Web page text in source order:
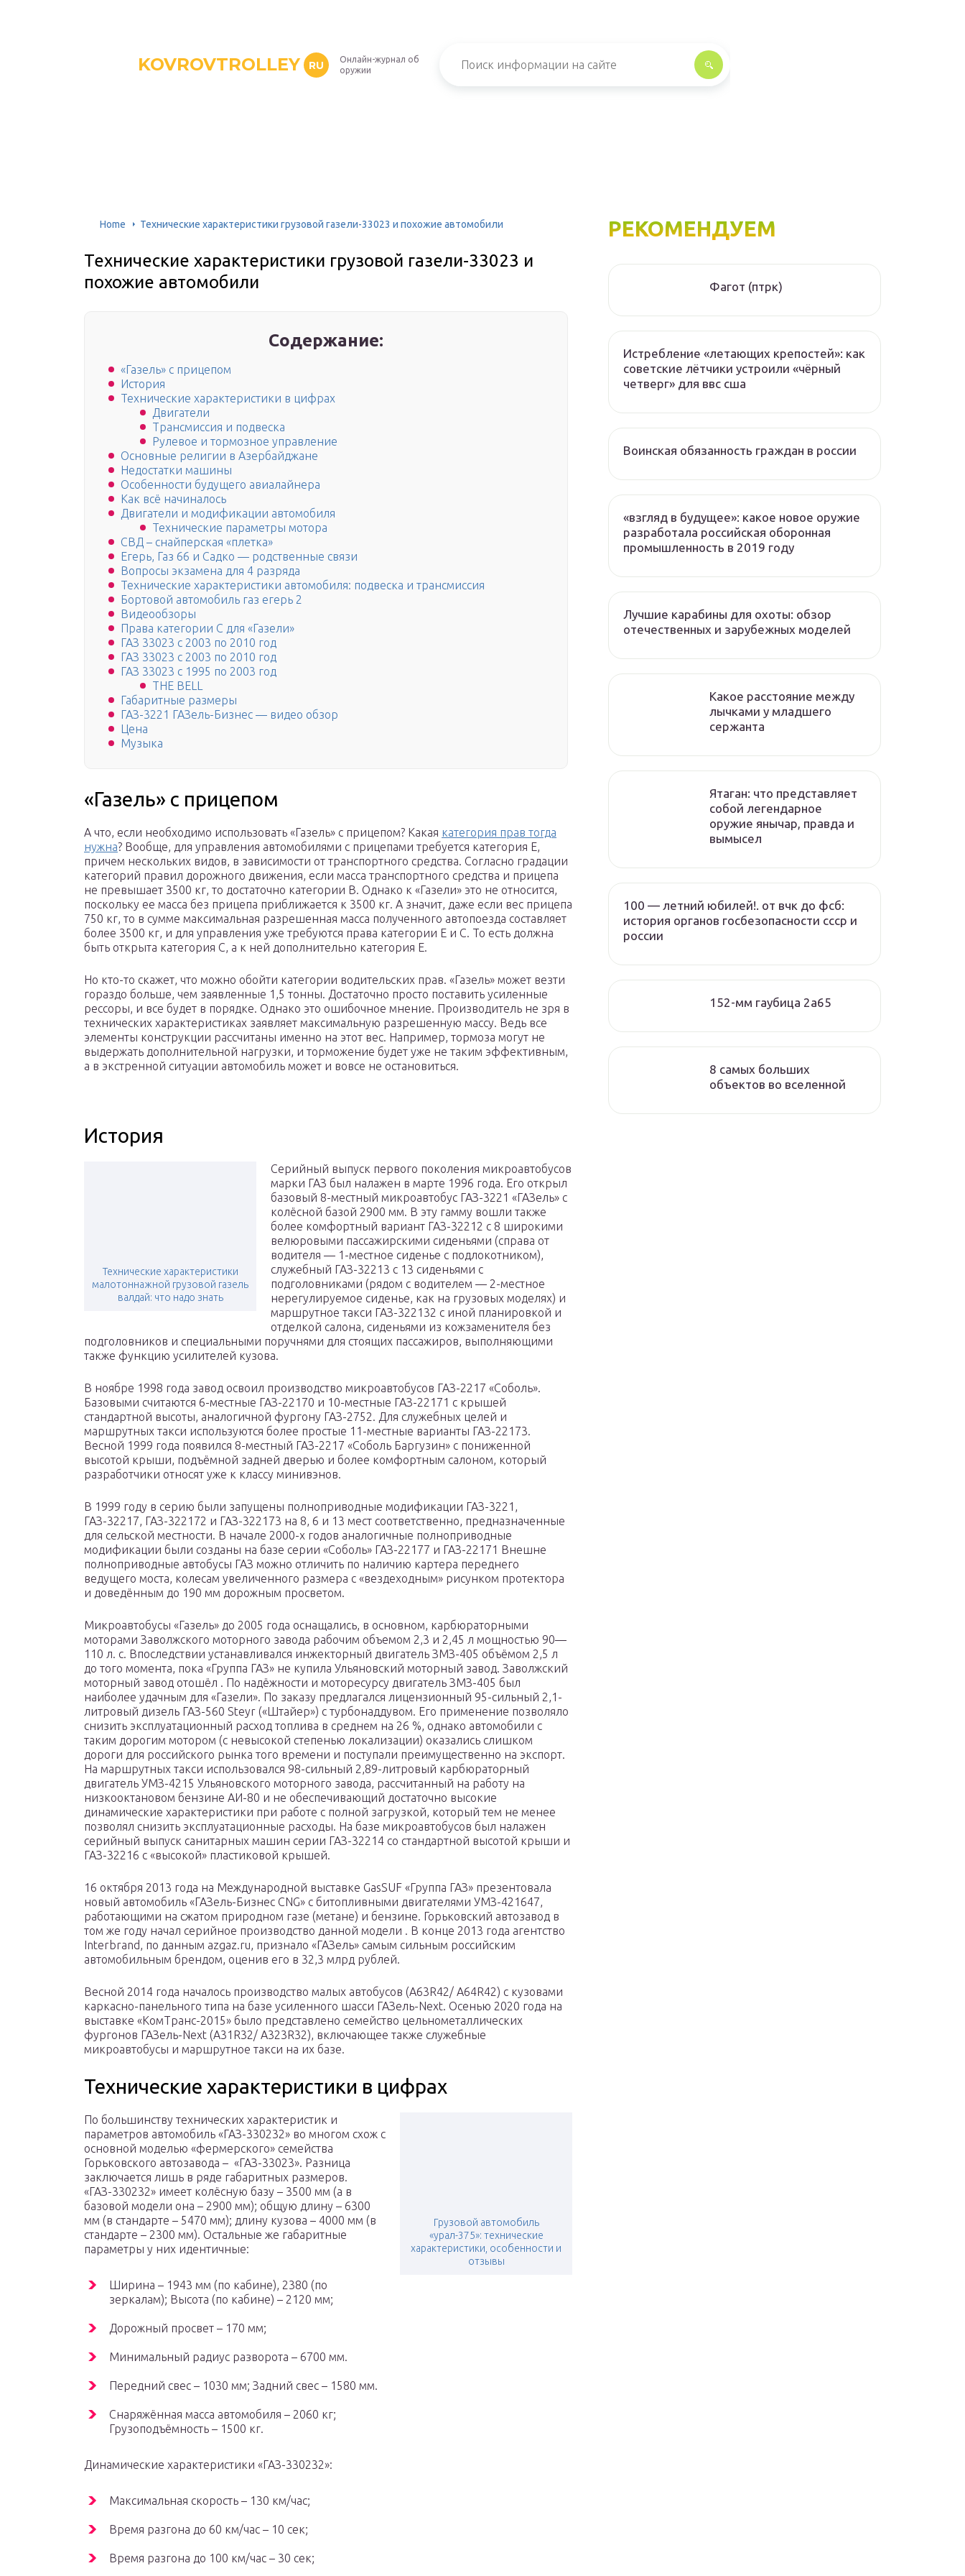
KOVROVTROLLEY RU
Онлайн-журнал об
оружии
Home Технические характеристики грузовой газели-33023 и похожие автомобили
Технические характеристики грузовой газели-33023 и
похожие автомобили
Содержание:
«Газель» с прицепом
История
Технические характеристики в цифрах
Двигатели
Трансмиссия и подвеска
Рулевое и тормозное управление
Основные религии в Азербайджане
Недостатки машины
Особенности будущего авиалайнера
Как всё начиналось
Двигатели и модификации автомобиля
Технические параметры мотора
СВД – снайперская «плетка»
Егерь, Газ 66 и Садко — родственные связи
Вопросы экзамена для 4 разряда
Технические характеристики автомобиля: подвеска и трансмиссия
Бортовой автомобиль газ егерь 2
Видеообзоры
Права категории С для «Газели»
ГАЗ 33023 с 2003 по 2010 год
ГАЗ 33023 с 2003 по 2010 год
ГАЗ 33023 с 1995 по 2003 год
THE BELL
Габаритные размеры
ГАЗ-3221 ГАЗель-Бизнес — видео обзор
Цена
Музыка
«Газель» с прицепом
А что, если необходимо использовать «Газель» с прицепом? Какая категория прав тогда
нужна? Вообще, для управления автомобилями с прицепами требуется категория Е,
причем нескольких видов, в зависимости от транспортного средства. Согласно градации
категорий правил дорожного движения, если масса транспортного средства и прицепа
не превышает 3500 кг, то достаточно категории В. Однако к «Газели» это не относится,
поскольку ее масса без прицепа приближается к 3500 кг. А значит, даже если вес прицепа
750 кг, то в сумме максимальная разрешенная масса полученного автопоезда составляет
более 3500 кг, и для управления уже требуются права категории Е и С. То есть должна
быть открыта категория С, а к ней дополнительно категория Е.
Но кто-то скажет, что можно обойти категории водительских прав. «Газель» может везти
гораздо больше, чем заявленные 1,5 тонны. Достаточно просто поставить усиленные
рессоры, и все будет в порядке. Однако это ошибочное мнение. Производитель не зря в
технических характеристиках заявляет максимальную разрешенную массу. Ведь все
элементы конструкции рассчитаны именно на этот вес. Например, тормоза могут не
выдержать дополнительной нагрузки, и торможение будет уже не таким эффективным,
а в экстренной ситуации автомобиль может и вовсе не остановиться.
История
Технические характеристики
малотоннажной грузовой газель
валдай: что надо знать
Серийный выпуск первого поколения микроавтобусов
марки ГАЗ был налажен в марте 1996 года. Его открыл
базовый 8-местный микроавтобус ГАЗ-3221 «ГАЗель» с
колёсной базой 2900 мм. В эту гамму вошли также
более комфортный вариант ГАЗ-32212 с 8 широкими
велюровыми пассажирскими сиденьями (справа от
водителя — 1-местное сиденье с подлокотником),
служебный ГАЗ-32213 с 13 сиденьями с
подголовниками (рядом с водителем — 2-местное
нерегулируемое сиденье, как на грузовых моделях) и
маршрутное такси ГАЗ-322132 с иной планировкой и
отделкой салона, сиденьями из кожзаменителя без
подголовников и специальными поручнями для стоящих пассажиров, выполняющими
также функцию усилителей кузова.
В ноябре 1998 года завод освоил производство микроавтобусов ГАЗ-2217 «Соболь».
Базовыми считаются 6-местные ГАЗ-22170 и 10-местные ГАЗ-22171 с крышей
стандартной высоты, аналогичной фургону ГАЗ-2752. Для служебных целей и
маршрутных такси используются более простые 11-местные варианты ГАЗ-22173.
Весной 1999 года появился 8-местный ГАЗ-2217 «Соболь Баргузин» с пониженной
высотой крыши, подъёмной задней дверью и более комфортным салоном, который
разработчики относят уже к классу минивэнов.
В 1999 году в серию были запущены полноприводные модификации ГАЗ-3221,
ГАЗ-32217, ГАЗ-322172 и ГАЗ-322173 на 8, 6 и 13 мест соответственно, предназначенные
для сельской местности. В начале 2000-х годов аналогичные полноприводные
модификации были созданы на базе серии «Соболь» ГАЗ-22177 и ГАЗ-22171 Внешне
полноприводные автобусы ГАЗ можно отличить по наличию картера переднего
ведущего моста, колесам увеличенного размера с «вездеходным» рисунком протектора
и доведённым до 190 мм дорожным просветом.
Микроавтобусы «Газель» до 2005 года оснащались, в основном, карбюраторными
моторами Заволжского моторного завода рабочим объемом 2,3 и 2,45 л мощностью 90—
110 л. с. Впоследствии устанавливался инжекторный двигатель ЗМЗ-405 объёмом 2,5 л
до того момента, пока «Группа ГАЗ» не купила Ульяновский моторный завод. Заволжский
моторный завод отошёл . По надёжности и моторесурсу двигатель ЗМЗ-405 был
наиболее удачным для «Газели». По заказу предлагался лицензионный 95-сильный 2,1-
литровый дизель ГАЗ-560 Steyr («Штайер») с турбонаддувом. Его применение позволяло
снизить эксплуатационный расход топлива в среднем на 26 %, однако автомобили с
таким дорогим мотором (с невысокой степенью локализации) оказались слишком
дороги для российского рынка того времени и поступали преимущественно на экспорт.
На маршрутных такси использовался 98-сильный 2,89-литровый карбюраторный
двигатель УМЗ-4215 Ульяновского моторного завода, рассчитанный на работу на
низкооктановом бензине АИ-80 и не обеспечивающий достаточно высокие
динамические характеристики при работе с полной загрузкой, который тем не менее
позволял снизить эксплуатационные расходы. На базе микроавтобусов был налажен
серийный выпуск санитарных машин серии ГАЗ-32214 со стандартной высотой крыши и
ГАЗ-32216 с «высокой» пластиковой крышей.
16 октября 2013 года на Международной выставке GasSUF «Группа ГАЗ» презентовала
новый автомобиль «ГАЗель-Бизнес CNG» с битопливными двигателями УМЗ-421647,
работающими на сжатом природном газе (метане) и бензине. Горьковский автозавод в
том же году начал серийное производство данной модели . В конце 2013 года агентство
Interbrand, по данным azgaz.ru, признало «ГАЗель» самым сильным российским
автомобильным брендом, оценив его в 32,3 млрд рублей.
Весной 2014 года началось производство малых автобусов (A63R42/ A64R42) с кузовами
каркасно-панельного типа на базе усиленного шасси ГАЗель-Next. Осенью 2020 года на
выставке «КомТранс-2015» было представлено семейство цельнометаллических
фургонов ГАЗель-Next (A31R32/ A323R32), включающее также служебные
микроавтобусы и маршрутное такси на их базе.
Технические характеристики в цифрах
Грузовой автомобиль
«урал-375»: технические
характеристики, особенности и
отзывы
По большинству технических характеристик и
параметров автомобиль «ГАЗ-330232» во многом схож с
основной моделью «фермерского» семейства
Горьковского автозавода – «ГАЗ-33023». Разница
заключается лишь в ряде габаритных размеров.
«ГАЗ-330232» имеет колёсную базу – 3500 мм (а в
базовой модели она – 2900 мм); общую длину – 6300
мм (в стандарте – 5470 мм); длину кузова – 4000 мм (в
стандарте – 2300 мм). Остальные же габаритные
параметры у них идентичные:
Ширина – 1943 мм (по кабине), 2380 (по
зеркалам); Высота (по кабине) – 2120 мм;
Дорожный просвет – 170 мм;
Минимальный радиус разворота – 6700 мм.
Передний свес – 1030 мм; Задний свес – 1580 мм.
Снаряжённая масса автомобиля – 2060 кг;
Грузоподъёмность – 1500 кг.
Динамические характеристики «ГАЗ-330232»:
Максимальная скорость – 130 км/час;
Время разгона до 60 км/час – 10 сек;
Время разгона до 100 км/час – 30 сек;
РЕКОМЕНДУЕМ
Фагот (птрк)
Истребление «летающих крепостей»: как
советские лётчики устроили «чёрный
четверг» для ввс сша
Воинская обязанность граждан в россии
«взгляд в будущее»: какое новое оружие
разработала российская оборонная
промышленность в 2019 году
Лучшие карабины для охоты: обзор
отечественных и зарубежных моделей
Какое расстояние между
лычками у младшего
сержанта
Ятаган: что представляет
собой легендарное
оружие янычар, правда и
вымысел
100 — летний юбилей!. от вчк до фсб:
история органов госбезопасности ссср и
россии
152-мм гаубица 2а65
8 самых больших
объектов во вселенной